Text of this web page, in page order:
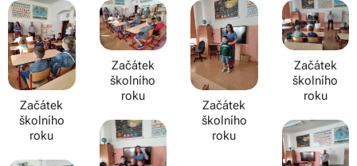
Začátek
školního
roku
Začátek
školního
roku
Začátek
školního
roku
Začátek
školního
roku